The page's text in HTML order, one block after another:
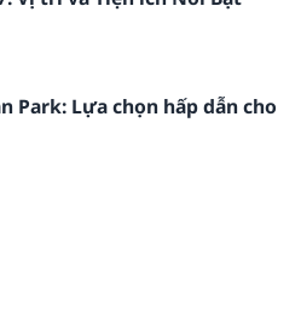
Park: Lựa chọn hấp dẫn cho